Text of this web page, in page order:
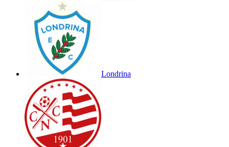
Londrina